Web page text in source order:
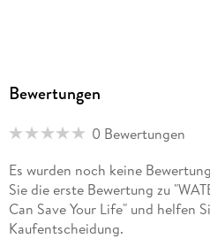
Bewertungen
0 Bewertungen
Es wurden noch keine
Sie die erste Bewertung zu
Can Save Your Life" und helfen
Kaufentscheidung.